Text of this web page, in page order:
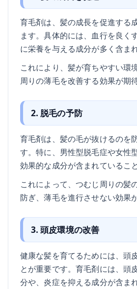
育毛剤は、髪の成長を促進する
ます。具体的には、血行を良く
に栄養を与える成分が多く含ま
これにより、髪が育ちやすい環
周りの薄毛を改善する効果が期
2. 脱毛の予防
育毛剤は、髪の毛が抜けるのを
す。特に、男性型脱毛症や女性
効果的な成分が含まれているこ
これによって、つむじ周りの髪
防ぎ、薄毛を進行させない効果
3. 頭皮環境の改善
健康な髪を育てるためには、頭
とが重要です。育毛剤には、頭
分や、炎症を抑える成分が含ま